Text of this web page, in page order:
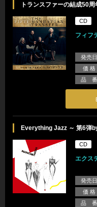
トランスファーの結成50
CD
フィフ
発売日
価 格
品 番
Everything Jazz ～ 第6弾
CD
エクス
発売日
価 格
品 番